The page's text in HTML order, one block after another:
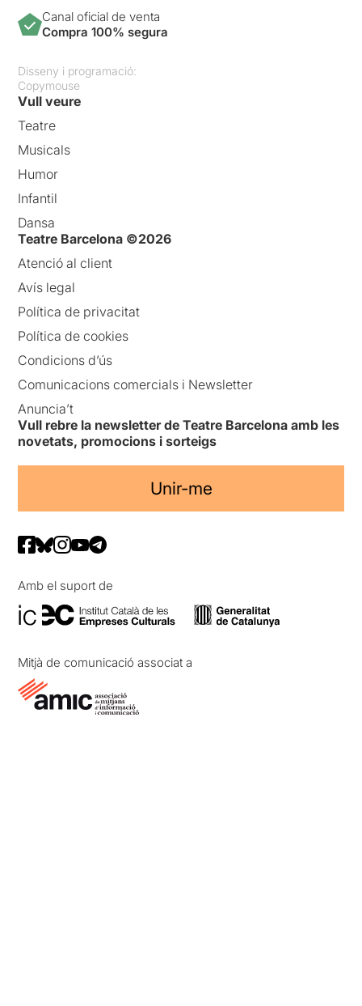
Canal oficial de venta
Compra 100% segura
Disseny i programació:
Copymouse
Vull veure
Teatre
Musicals
Humor
Infantil
Dansa
Teatre Barcelona ©2026
Atenció al client
Avís legal
Política de privacitat
Política de cookies
Condicions d’ús
Comunicacions comercials i Newsletter
Anuncia’t
Vull rebre la newsletter de Teatre Barcelona amb les
novetats, promocions i sorteigs
Unir-me
Amb el suport de
Mitjà de comunicació associat a